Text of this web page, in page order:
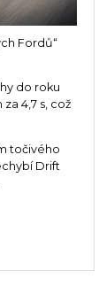
Fordů“
do roku
4,7 s, což
točivého
Drift